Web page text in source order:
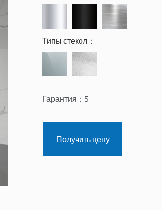
Типы стекол：
Гарантия： 5
Получить цену